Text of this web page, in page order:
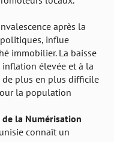
après la
influe
immobilier. La baisse
élevée et à la
plus en plus difficile
la population
de la Numérisation
connaît un